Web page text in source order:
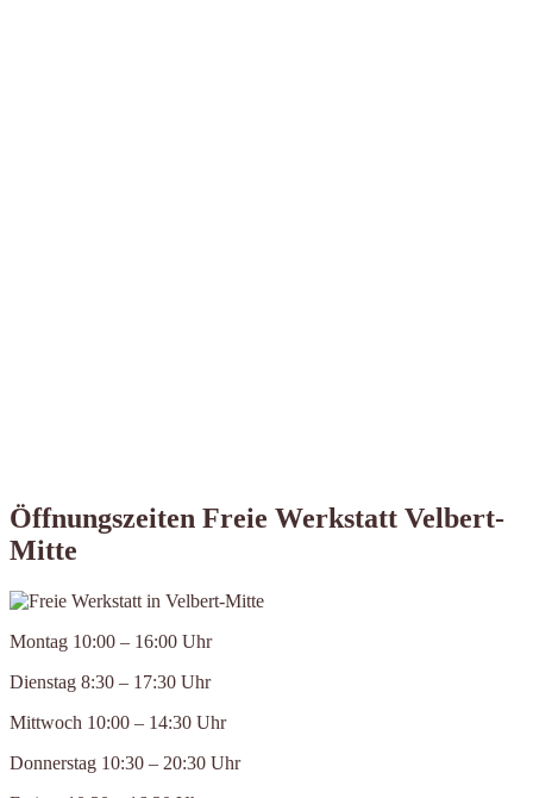
Öffnungszeiten Freie Werkstatt Velbert-
Mitte
Montag 10:00 – 16:00 Uhr
Dienstag 8:30 – 17:30 Uhr
Mittwoch 10:00 – 14:30 Uhr
Donnerstag 10:30 – 20:30 Uhr